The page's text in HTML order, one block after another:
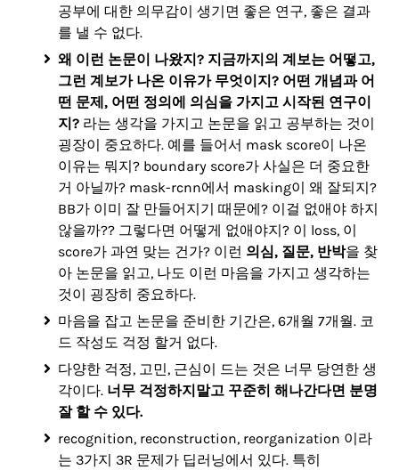
공부에 대한 의무감이 생기면 좋은 연구, 좋은 결과
를 낼 수 없다.
왜 이런 논문이 나왔지? 지금까지의 계보는 어떻고,
그런 계보가 나온 이유가 무엇이지? 어떤 개념과 어
떤 문제, 어떤 정의에 의심을 가지고 시작된 연구이
지? 라는 생각을 가지고 논문을 읽고 공부하는 것이
굉장이 중요하다. 예를 들어서 mask score이 나온
이유는 뭐지? boundary score가 사실은 더 중요한
거 아닐까? mask-rcnn에서 masking이 왜 잘되지?
BB가 이미 잘 만들어지기 때문에? 이걸 없애야 하지
않을까?? 그렇다면 어떻게 없애야지? 이 loss, 이
score가 과연 맞는 건가? 이런 의심, 질문, 반박을 찾
아 논문을 읽고, 나도 이런 마음을 가지고 생각하는
것이 굉장히 중요하다.
마음을 잡고 논문을 준비한 기간은, 6개월 7개월. 코
드 작성도 걱정 할거 없다.
다양한 걱정, 고민, 근심이 드는 것은 너무 당연한 생
각이다. 너무 걱정하지말고 꾸준히 해나간다면 분명
잘 할 수 있다.
recognition, reconstruction, reorganization 이라
는 3가지 3R 문제가 딥러닝에서 있다. 특히